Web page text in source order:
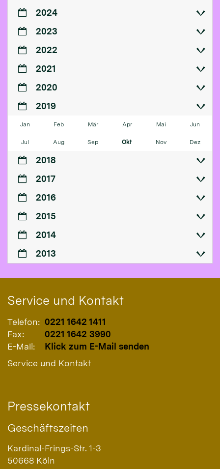
2024
2023
2022
2021
2020
2019
Jan Feb Mär Apr Mai Jun
Jul Aug Sep Okt Nov Dez
2018
2017
2016
2015
2014
2013
Service und Kontakt
Telefon: 0221 1642 1411
Fax:
0221 1642 3990
E-Mail:
Klick zum E-Mail senden
Service und Kontakt
Pressekontakt
Geschäftszeiten
Kardinal-Frings-Str. 1-3
50668 Köln